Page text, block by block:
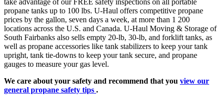
take advantage of our FREE safety inspections on all portable
propane tanks up to 100 lbs. U-Haul offers competitive propane
prices by the gallon, seven days a week, at more than 1 200
locations across the U.S. and Canada. U-Haul Moving & Storage of
South Fairbanks also sells empty 20-lb, 30-lb, and forklift tanks, as
well as propane accessories like tank stabilizers to keep your tank
upright, tank tie-downs to keep your tank secure, and propane
gauges to measure your gas level.
We care about your safety and recommend that you view our
general propane safety tips .